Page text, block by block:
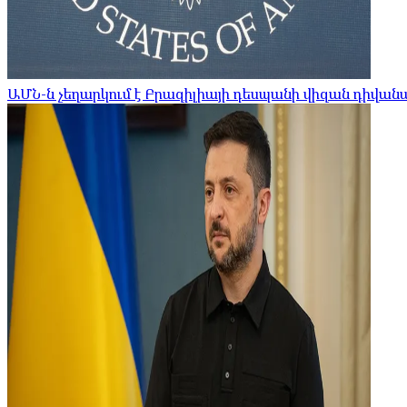
ԱՄՆ-ն չեղարկում է Բրազիլիայի դեսպանի վիզան